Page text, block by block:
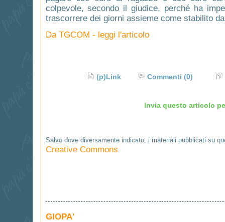
colpevole, secondo il giudice, perché ha
trascorrere dei giorni assieme come stabilito
Da TGCOM - leggi l'articolo
(p)Link Commenti (0)
Invia questo articolo
Salvo dove diversamente indicato, i materiali pubblicati su
Creative Commons
GIOPA'